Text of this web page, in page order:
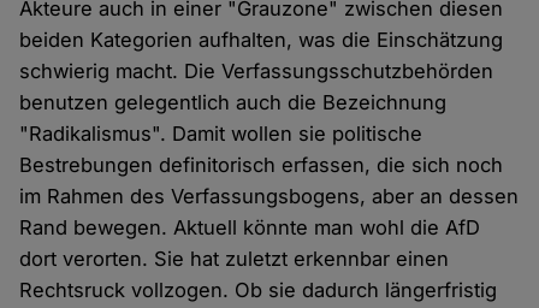
Akteure auch in einer "Grauzone" zwischen diesen
beiden Kategorien aufhalten, was die Einschätzung
schwierig macht. Die Verfassungsschutzbehörden
benutzen gelegentlich auch die Bezeichnung
"Radikalismus". Damit wollen sie politische
Bestrebungen definitorisch erfassen, die sich noch
im Rahmen des Verfassungsbogens, aber an dessen
Rand bewegen. Aktuell könnte man wohl die AfD
dort verorten. Sie hat zuletzt erkennbar einen
Rechtsruck vollzogen. Ob sie dadurch längerfristig